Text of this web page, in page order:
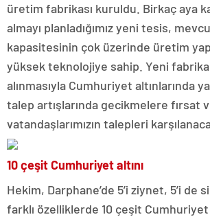
üretim fabrikası kuruldu. Birkaç aya
almayı planladığımız yeni tesis,
kapasitesinin çok üzerinde üretim
yüksek teknolojiye sahip. Yeni
alınmasıyla Cumhuriyet altınlarında
talep artışlarında gecikmelere fırsat
vatandaşlarımızın talepleri
10 çeşit Cumhuriyet altını
Hekim, Darphane’de 5’i ziynet, 5’i de
farklı özelliklerde 10 çeşit